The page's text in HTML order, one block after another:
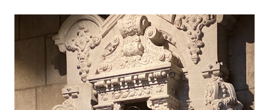
(2019.10.25) Feira Semanal em Viana do Castelo (2019.10.25)
Feira Semanal em Viana do Castelo (2019.10.25) Feira Semanal
em Viana do Castelo (2019.10.25) Feira Semanal em Viana do
Castelo (2019.10.25) Feira Semanal em Viana do Castelo
(2019.10.25)